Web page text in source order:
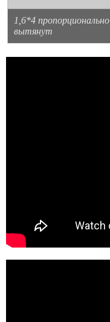
1,6*4 пропорционально
вытянут